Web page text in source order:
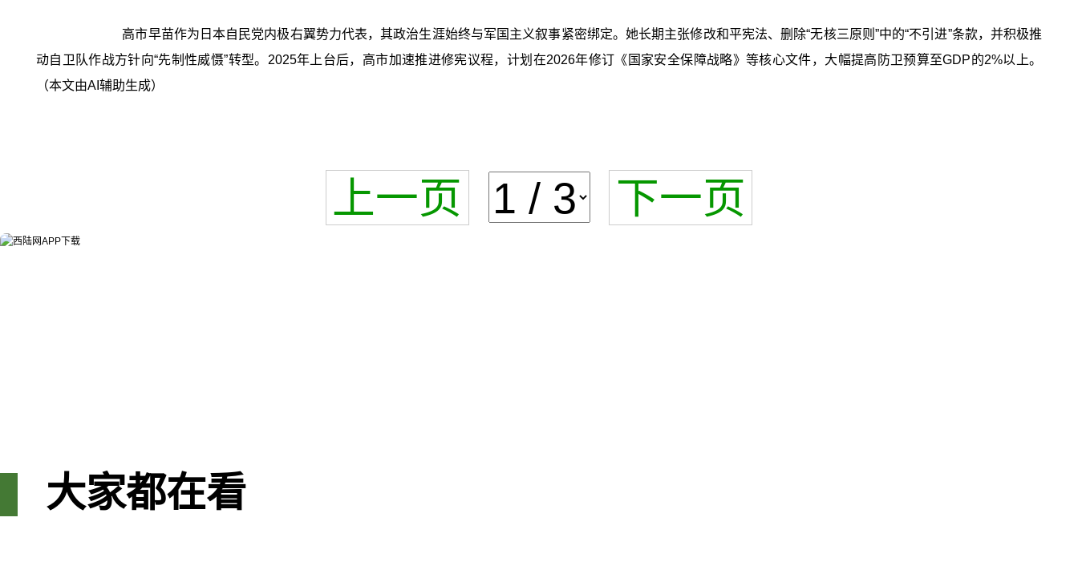
高市早苗作为日本自民党内极右翼势力代表，其政治生涯始终与军国主义叙事紧密绑定。她长期主张修改和平宪法、删除“无核三原则”中的“不引进”条款，并积极推
动自卫队作战方针向“先制性威慑”转型。2025年上台后，高市加速推进修宪议程，计划在2026年修订《国家安全保障战略》等核心文件，大幅提高防卫预算至GDP的2%以上。
（本文由AI辅助生成）
上一页 下一页
大家都在看